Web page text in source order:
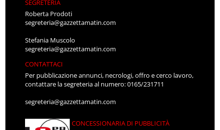
SEGRETERIA
Roberta Prodoti
segreteria@gazzettamatin.com
Stefania Muscolo
segreteria@gazzettamatin.com
CONTATTACI
Per pubblicazione annunci, necrologi, offro e cerco lavoro,
contattare la segreteria al numero: 0165/231711
segreteria@gazzettamatin.com
CONCESSIONARIA DI PUBBLICITÀ